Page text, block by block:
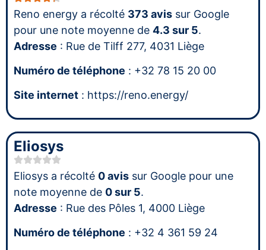
Reno energy a récolté 373 avis sur Google
pour une note moyenne de 4.3 sur 5.
Adresse : Rue de Tilff 277, 4031 Liège
Numéro de téléphone : +32 78 15 20 00
Site internet : https://reno.energy/
Eliosys
Eliosys a récolté 0 avis sur Google pour une
note moyenne de 0 sur 5.
Adresse : Rue des Pôles 1, 4000 Liège
Numéro de téléphone : +32 4 361 59 24